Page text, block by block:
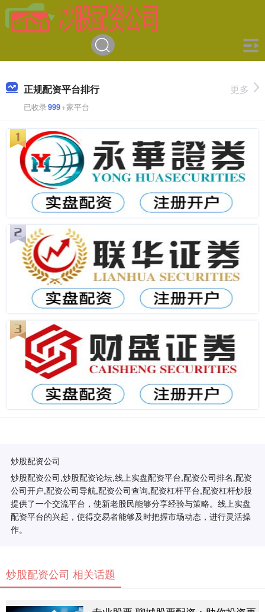
正规配资平台排行
已收录999+家平台
更多
炒股配资公司
炒股配资公司,炒股配资论坛,线上实盘配资平台,配资公司排名,配资
公司开户,配资公司导航,配资公司查询,配资杠杆平台,配资杠杆炒股
提供了一个交流平台，使新老股民能够分享经验与策略。线上实盘
配资平台的兴起，使得交易者能够及时把握市场动态，进行灵活操
作。
炒股配资公司 相关话题